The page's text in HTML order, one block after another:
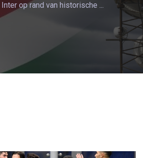
Inter op rand van historische ...